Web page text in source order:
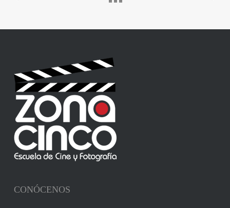
CONÓCENOS